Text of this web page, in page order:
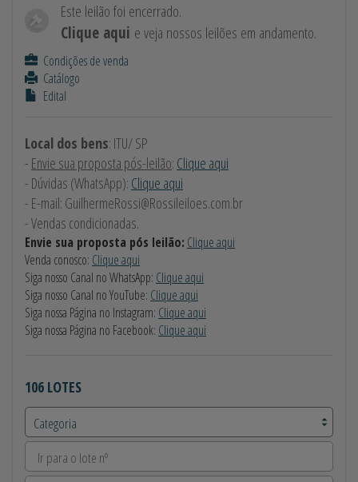
Este leilão foi encerrado.
Clique aqui e veja nossos leilões em andamento.
Condições de venda
Catálogo
Edital
Local dos bens: ITU/ SP
- Envie sua proposta pós-leilão: Clique aqui
- Dúvidas (WhatsApp): Clique aqui
- E-mail: GuilhermeRossi@Rossileiloes.com.br
- Vendas condicionadas.
Envie sua proposta pós leilão: Clique aqui
Venda conosco: Clique aqui
Siga nosso Canal no WhatsApp: Clique aqui
Siga nosso Canal no YouTube: Clique aqui
Siga nossa Página no Instagram: Clique aqui
Siga nossa Página no Facebook: Clique aqui
106 LOTES